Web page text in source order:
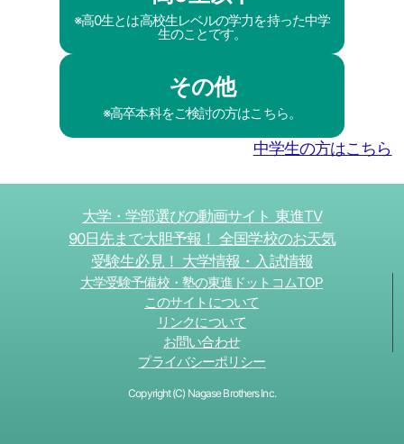
※高0生とは高校生レベルの学力を持った中学
生のことです。
その他
※高卒本科をご検討の方はこちら。
中学生の方はこちら
大学・学部選びの動画サイト 東進TV
90日先まで大胆予報！ 全国学校のお天気
受験生必見！ 大学情報・入試情報
大学受験予備校・塾の東進ドットコムTOP
このサイトについて
リンクについて
お問い合わせ
プライバシーポリシー
Copyright (C) Nagase Brothers Inc.